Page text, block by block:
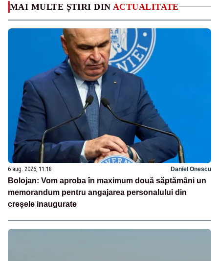
MAI MULTE ȘTIRI DIN ACTUALITATE
6 aug. 2026, 11:18 Daniel Onescu
Bolojan: Vom aproba în maximum două săptămâni un
memorandum pentru angajarea personalului din
creșele inaugurate